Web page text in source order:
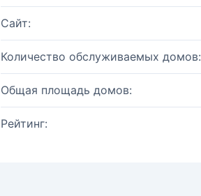
Сайт:
Количество обслуживаемых домов:
Общая площадь домов:
Рейтинг: